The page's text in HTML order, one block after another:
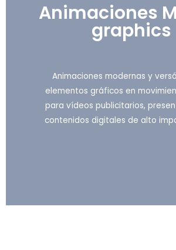
Animaciones
graphics
Animaciones modernas y
elementos gráficos en
para vídeos publicitarios,
contenidos digitales de alto